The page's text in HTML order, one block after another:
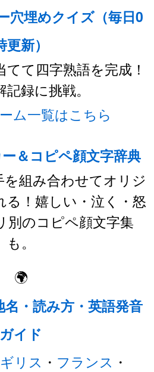
穴埋めクイズ（毎日0
更新）
て四字熟語を完成！
録に挑戦。
ム一覧はこちら
＆コピペ顔文字辞典
を組み合わせてオリジ
る！嬉しい・泣く・怒
別のコピペ顔文字集
も。
🌍
・読み方・英語発音
ガイド
リス ・ フランス ・